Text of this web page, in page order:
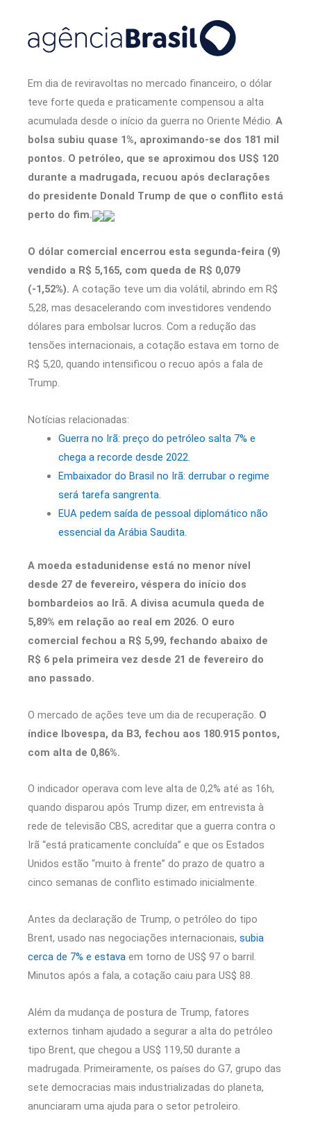
Em dia de reviravoltas no mercado financeiro, o dólar
teve forte queda e praticamente compensou a alta
acumulada desde o início da guerra no Oriente Médio. A
bolsa subiu quase 1%, aproximando-se dos 181 mil
pontos. O petróleo, que se aproximou dos US$ 120
durante a madrugada, recuou após declarações
do presidente Donald Trump de que o conflito está
perto do fim.
O dólar comercial encerrou esta segunda-feira (9)
vendido a R$ 5,165, com queda de R$ 0,079
(-1,52%). A cotação teve um dia volátil, abrindo em R$
5,28, mas desacelerando com investidores vendendo
dólares para embolsar lucros. Com a redução das
tensões internacionais, a cotação estava em torno de
R$ 5,20, quando intensificou o recuo após a fala de
Trump.
Notícias relacionadas:
Guerra no Irã: preço do petróleo salta 7% e
chega a recorde desde 2022.
Embaixador do Brasil no Irã: derrubar o regime
será tarefa sangrenta.
EUA pedem saída de pessoal diplomático não
essencial da Arábia Saudita.
A moeda estadunidense está no menor nível
desde 27 de fevereiro, véspera do início dos
bombardeios ao Irã. A divisa acumula queda de
5,89% em relação ao real em 2026. O euro
comercial fechou a R$ 5,99, fechando abaixo de
R$ 6 pela primeira vez desde 21 de fevereiro do
ano passado.
O mercado de ações teve um dia de recuperação. O
índice Ibovespa, da B3, fechou aos 180.915 pontos,
com alta de 0,86%.
O indicador operava com leve alta de 0,2% até as 16h,
quando disparou após Trump dizer, em entrevista à
rede de televisão CBS, acreditar que ‌a guerra contra o
Irã “está ‌praticamente concluída” e que os Estados
Unidos estão “muito à frente” do prazo de quatro a
⁠cinco semanas de conflito estimado inicialmente.
Antes da declaração de Trump, o petróleo do tipo
Brent, usado nas negociações internacionais, subia
cerca de 7% e estava em torno de US$ 97 o barril.
Minutos após a fala, a cotação caiu para US$ 88.
Além da mudança de postura de Trump, fatores
externos tinham ajudado a segurar a alta do petróleo
tipo Brent, que chegou a US$ 119,50 durante a
madrugada. Primeiramente, os países do G7, grupo das
sete democracias mais industrializadas do planeta,
anunciaram uma ajuda para o setor petroleiro.